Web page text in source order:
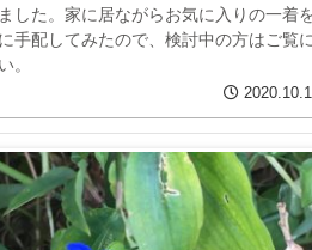
した。家に居ながらお気に入りの一着
手配してみたので、検討中の方はご覧に
。